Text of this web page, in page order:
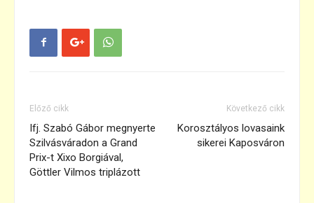
Előző cikk
Ifj. Szabó Gábor megnyerte
Szilvásváradon a Grand
Prix-t Xixo Borgiával,
Göttler Vilmos triplázott
Következő cikk
Korosztályos lovasaink
sikerei Kaposváron